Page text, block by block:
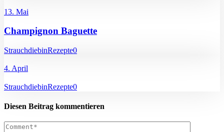
13. Mai
Champignon Baguette
StrauchdiebinRezepte0
4. April
StrauchdiebinRezepte0
Diesen Beitrag kommentieren